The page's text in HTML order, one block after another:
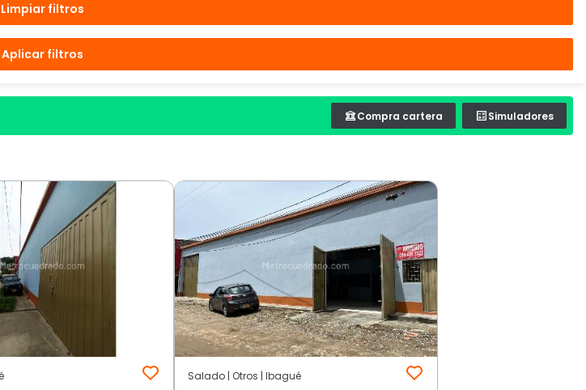
Limpiar filtros
Aplicar filtros
Compra cartera Simuladores
Salado | Otros | Ibagué